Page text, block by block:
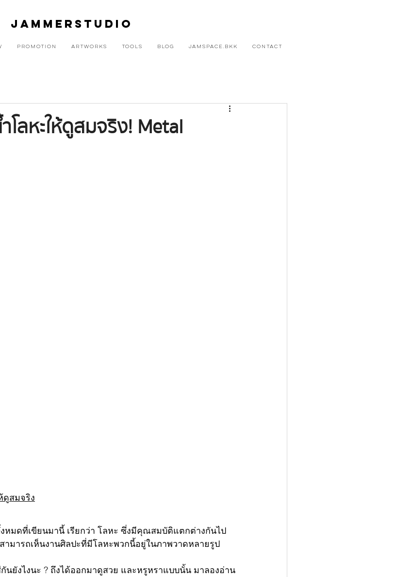
JAMMERSTUDIO
PROMOTION ARTWORKS TOOLS BLOG JAMSPACE.BKK CONTACT
ลหะให้ดูสมจริง! Metal
ดูสมจริง
งหมดที่เขียนมานี้ เรียกว่า โลหะ ซึ่งมีคุณสมบัติแตกต่างกันไป
ามารถเห็นงานศิลปะที่มีโลหะพวกนี้อยู่ในภาพวาดหลายรูป
กันยังไงนะ ? ถึงได้ออกมาดูสวย และหรูหราแบบนั้น มาลองอ่าน